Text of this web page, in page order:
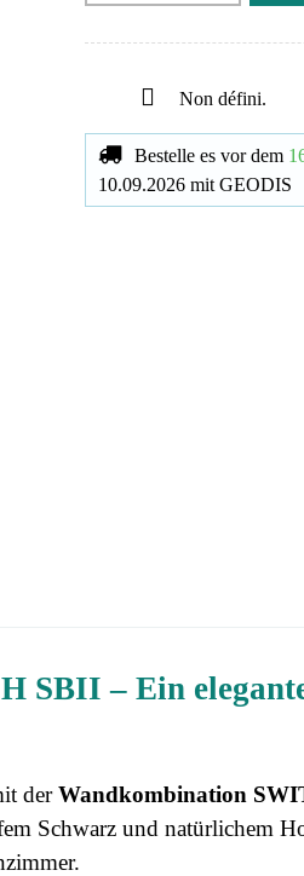
Non défini.
Bestelle es vor dem
10.09.2026 mit GEODIS
SBII – Ein
derWandkombination
Schwarz und natürlichem